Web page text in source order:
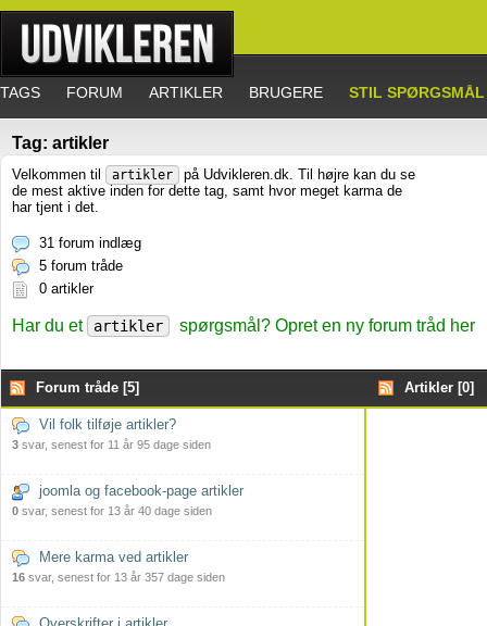
TAGS FORUM ARTIKLER BRUGERE STIL SPØRGSMÅL
Tag: artikler
Velkommen til artikler
på Udvikleren.dk. Til højre kan du se
de mest aktive inden for dette tag, samt hvor meget karma de
har tjent i det.
31 forum indlæg
5 forum tråde
0 artikler
Har du et artikler spørgsmål? Opret en ny forum tråd her
Forum tråde [5] Artikler [0]
Vil folk tilføje artikler?
3 svar, senest for 11 år 95 dage siden
joomla og facebook-page artikler
0 svar, senest for 13 år 40 dage siden
Mere karma ved artikler
16 svar, senest for 13 år 357 dage siden